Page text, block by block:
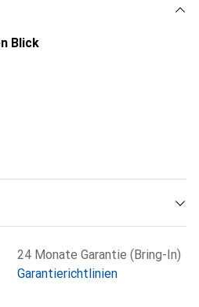
Blick
24 Monate Garantie (Bring-In)
Garantierichtlinien